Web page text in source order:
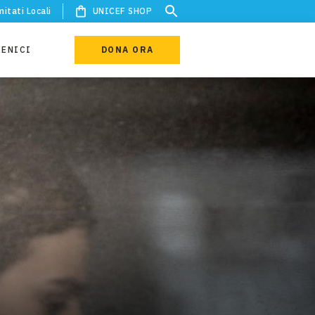
Locali UNICEF SHOP
DONA ORA